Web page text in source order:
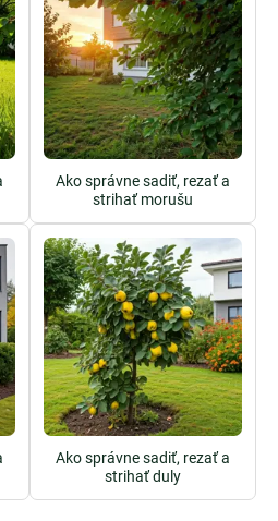
Ako správne sadiť, rezať a
strihať morušu
Ako správne sadiť, rezať a
strihať duly